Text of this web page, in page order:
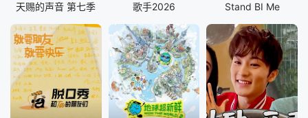
天赐的声音 第七季 歌手2026 Stand BI Me